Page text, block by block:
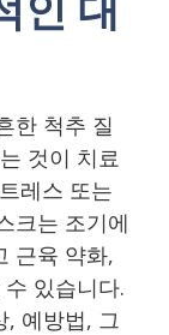
한 척추 질
것이 치료
레스 또는
크는 조기에
근육 약화,
있습니다.
예방법, 그